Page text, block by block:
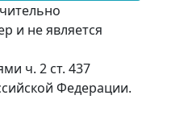
и не является
ч. 2 ст. 437
Федерации.